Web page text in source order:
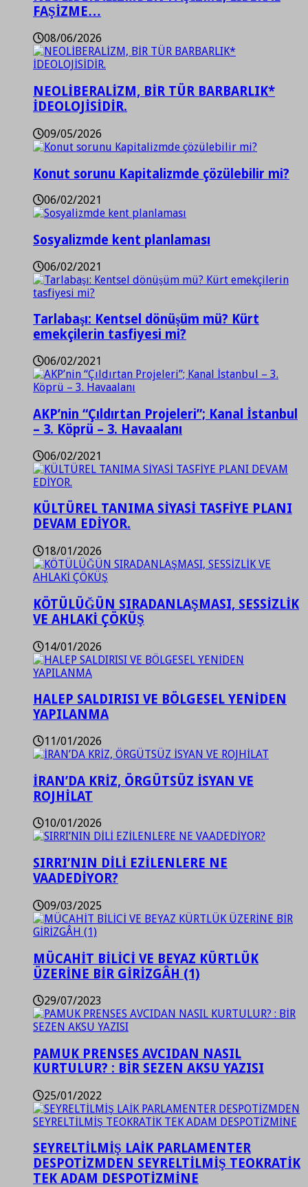
FAŞİZME…
08/06/2026
NEOLİBERALİZM, BİR TÜR BARBARLIK*
İDEOLOJİSİDİR.
09/05/2026
Konut sorunu Kapitalizmde çözülebilir mi?
06/02/2021
Sosyalizmde kent planlaması
06/02/2021
Tarlabaşı: Kentsel dönüşüm mü? Kürt
emekçilerin tasfiyesi mi?
06/02/2021
AKP’nin “Çıldırtan Projeleri”; Kanal İstanbul
– 3. Köprü – 3. Havaalanı
06/02/2021
KÜLTÜREL TANIMA SİYASİ TASFİYE PLANI
DEVAM EDİYOR.
18/01/2026
KÖTÜLÜĞÜN SIRADANLAŞMASI, SESSİZLİK
VE AHLAKİ ÇÖKÜŞ
14/01/2026
HALEP SALDIRISI VE BÖLGESEL YENİDEN
YAPILANMA
11/01/2026
İRAN’DA KRİZ, ÖRGÜTSÜZ İSYAN VE
ROJHİLAT
10/01/2026
SIRRI’NIN DİLİ EZİLENLERE NE
VAADEDİYOR?
09/03/2025
MÜCAHİT BİLİCİ VE BEYAZ KÜRTLÜK
ÜZERİNE BİR GİRİZGÂH (1)
29/07/2023
PAMUK PRENSES AVCIDAN NASIL
KURTULUR? : BİR SEZEN AKSU YAZISI
25/01/2022
SEYRELTİLMİŞ LAİK PARLAMENTER
DESPOTİZMDEN SEYRELTİLMİŞ TEOKRATİK
TEK ADAM DESPOTİZMİNE